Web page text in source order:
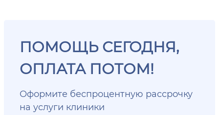
ПОМОЩЬ СЕГОДНЯ,
ОПЛАТА ПОТОМ!
Оформите беспроцентную рассрочку
на услуги клиники